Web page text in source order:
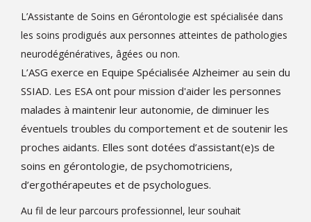
L’Assistante de Soins en Gérontologie est spécialisée dans
les soins prodigués aux personnes atteintes de pathologies
neurodégénératives, âgées ou non.
L’ASG exerce en Equipe Spécialisée Alzheimer au sein du
SSIAD. Les ESA ont pour mission d'aider les personnes
malades à maintenir leur autonomie, de diminuer les
éventuels troubles du comportement et de soutenir les
proches aidants. Elles sont dotées d’assistant(e)s de
soins en gérontologie, de psychomotriciens,
d’ergothérapeutes et de psychologues.
Au fil de leur parcours professionnel, leur souhait